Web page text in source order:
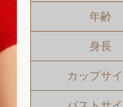
年齢
身長
カップサ